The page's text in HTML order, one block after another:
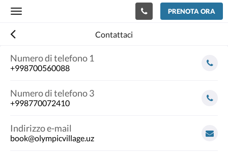
Toggle
PRENOTA ORA
Contattaci
Numero di telefono 1
+998700560088
Numero di telefono 3
+998770072410
Indirizzo e-mail
book@olympicvillage.uz